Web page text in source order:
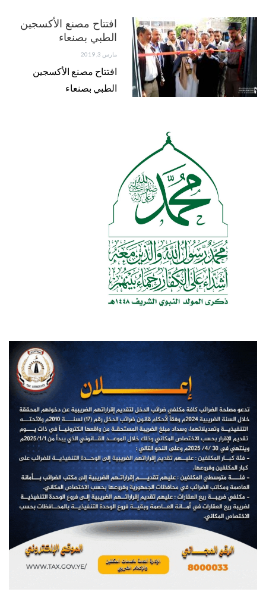
افتتاح مصنع الأكسجين
الطبي بصنعاء
مارس 3, 2019
افتتاح مصنع الأكسجين
الطبي بصنعاء